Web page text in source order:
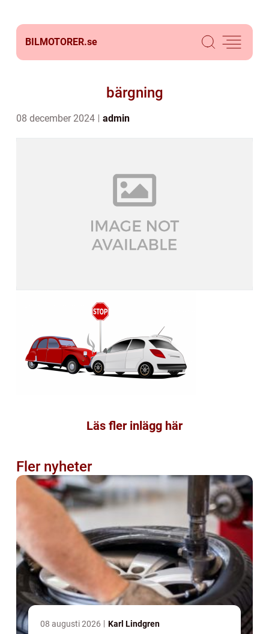
BILMOTORER.se
bärgning
08 december 2024 admin
Läs fler inlägg här
Fler nyheter
08 augusti 2026 Karl Lindgren